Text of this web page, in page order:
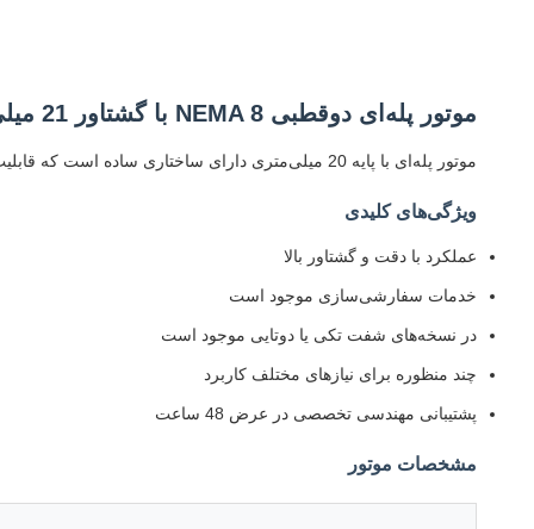
موتور پله‌ای دوقطبی NEMA 8 با گشتاور 21 میلی‌نیوتن متر، 2 فاز، زاویه پله 1.8 درجه، موتور پله‌ای با 4 سیم
موتور پله‌ای با پایه 20 میلی‌متری دارای ساختاری ساده است که قابلیت اطمینان و پایداری بالایی را ارائه می‌دهد. ایده‌آل برای تجهیزات پزشکی و علمی، فناوری پوشیدنی، سیستم‌های بینایی ماشین و پرینترهای سه بعدی.
ویژگی‌های کلیدی
عملکرد با دقت و گشتاور بالا
خدمات سفارشی‌سازی موجود است
در نسخه‌های شفت تکی یا دوتایی موجود است
چند منظوره برای نیازهای مختلف کاربرد
پشتیبانی مهندسی تخصصی در عرض 48 ساعت
مشخصات موتور